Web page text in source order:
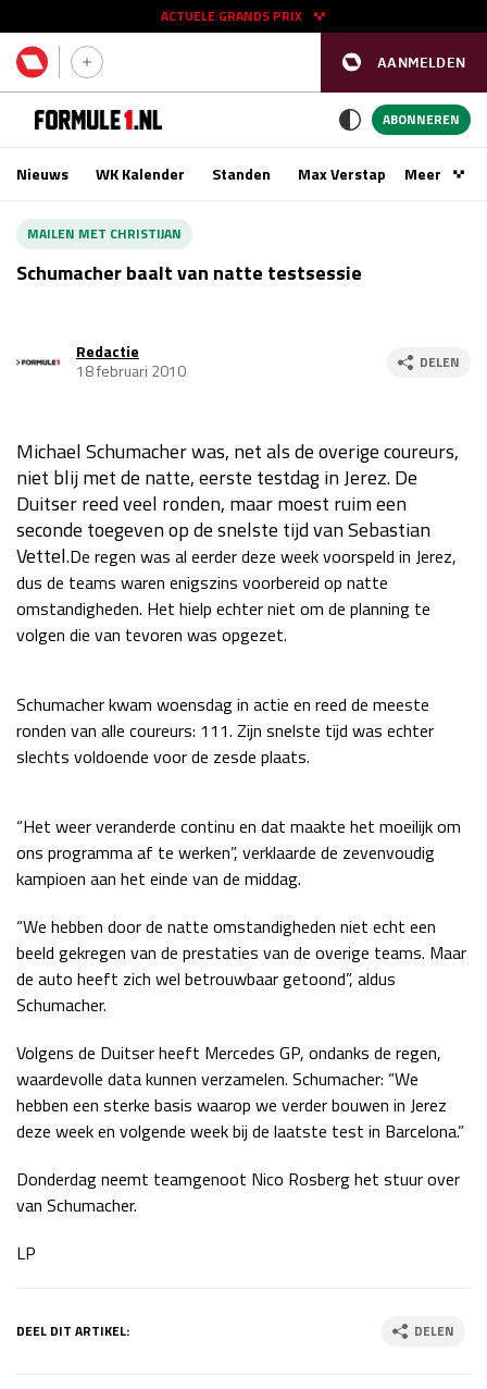
AANMELDEN
ACTUELE GRANDS PRIX
11 - 13 sep
Race
GP AZERBEIDZJAN 2026 24 - 26 sep
Kwalificatie
vr 14:00 - 15:00
Race
za 13:00 - 15:00
Race
zo 14:00 - 16:00
GP VERENIGDE STATEN 2026 23 - 25 okt
Kwalificatie
za 23:00 - 00:00
Race
zo 21:00 - 23:00
GP MEXICO 2026 30 okt - 01 nov
Kwalificatie
za 22:00 - 23:00
Race
LAS VEGAS GRAND PRIX 2026 20 - 22 nov
Kwalificatie
za 05:00 - 06:00
Race
zo 05:00 - 07:00
GP QATAR 2026
Kwalificatie
za 19:00 - 20:00
Kwalificatie
za 15:00 - 16:00
ABONNEREN
Nieuws WK Kalender Standen Max VerstappenMeer
MAILEN MET CHRISTIJAN
Schumacher baalt van natte testsessie
Redactie
18 februari 2010
DELEN
Michael Schumacher was, net als de overige coureurs,
niet blij met de natte, eerste testdag in Jerez. De
Duitser reed veel ronden, maar moest ruim een
seconde toegeven op de snelste tijd van Sebastian
Vettel.De regen was al eerder deze week voorspeld in Jerez,
dus de teams waren enigszins voorbereid op natte
omstandigheden. Het hielp echter niet om de planning te
volgen die van tevoren was opgezet.
Schumacher kwam woensdag in actie en reed de meeste
ronden van alle coureurs: 111. Zijn snelste tijd was echter
slechts voldoende voor de zesde plaats.
“Het weer veranderde continu en dat maakte het moeilijk om
ons programma af te werken”, verklaarde de zevenvoudig
kampioen aan het einde van de middag.
“We hebben door de natte omstandigheden niet echt een
beeld gekregen van de prestaties van de overige teams. Maar
de auto heeft zich wel betrouwbaar getoond”, aldus
Schumacher.
Volgens de Duitser heeft Mercedes GP, ondanks de regen,
waardevolle data kunnen verzamelen. Schumacher: “We
hebben een sterke basis waarop we verder bouwen in Jerez
deze week en volgende week bij de laatste test in Barcelona.”
Donderdag neemt teamgenoot Nico Rosberg het stuur over
van Schumacher.
LP
DEEL DIT ARTIKEL: DELEN